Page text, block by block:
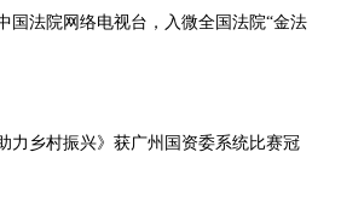
国法院网络电视台，入微全国法院“金法
力乡村振兴》获广州国资委系统比赛冠